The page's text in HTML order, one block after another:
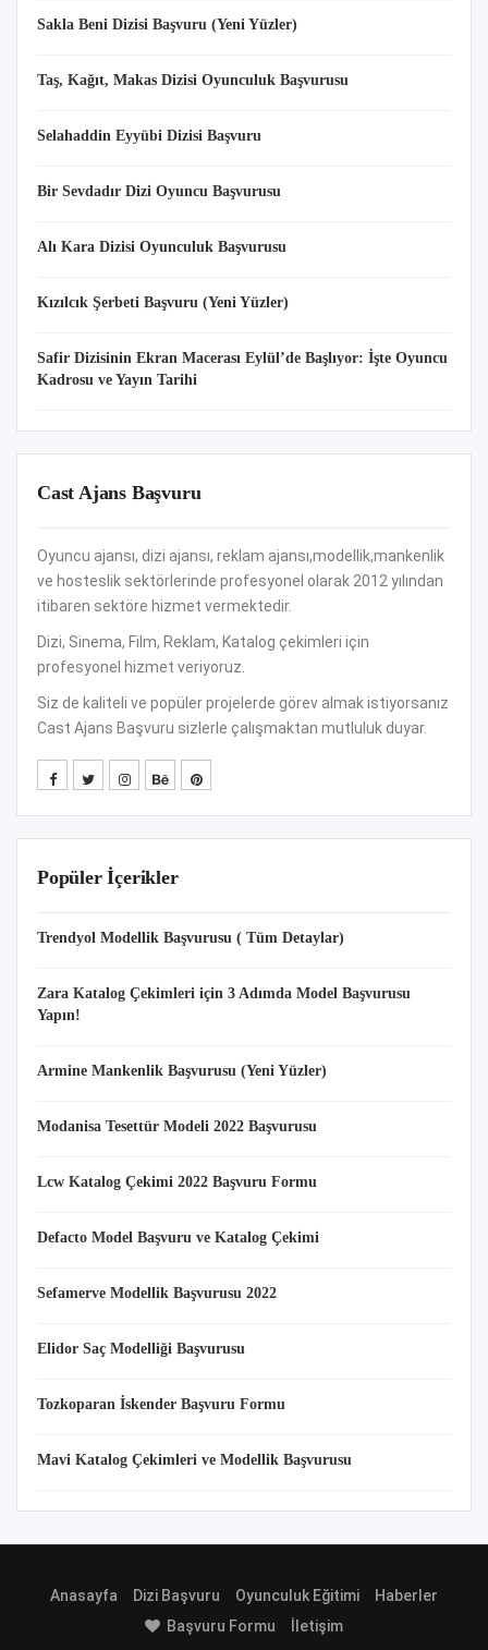
Sakla Beni Dizisi Başvuru (Yeni Yüzler)
Taş, Kağıt, Makas Dizisi Oyunculuk Başvurusu
Selahaddin Eyyübi Dizisi Başvuru
Bir Sevdadır Dizi Oyuncu Başvurusu
Alı Kara Dizisi Oyunculuk Başvurusu
Kızılcık Şerbeti Başvuru (Yeni Yüzler)
Safir Dizisinin Ekran Macerası Eylül’de Başlıyor: İşte Oyuncu
Kadrosu ve Yayın Tarihi
Cast Ajans Başvuru
Oyuncu ajansı, dizi ajansı, reklam ajansı,modellik,mankenlik
ve hosteslik sektörlerinde profesyonel olarak 2012 yılından
itibaren sektöre hizmet vermektedir.
Dizi, Sinema, Film, Reklam, Katalog çekimleri için
profesyonel hizmet veriyoruz.
Siz de kaliteli ve popüler projelerde görev almak istiyorsanız
Cast Ajans Başvuru sizlerle çalışmaktan mutluluk duyar.
Popüler İçerikler
Trendyol Modellik Başvurusu ( Tüm Detaylar)
Zara Katalog Çekimleri için 3 Adımda Model Başvurusu
Yapın!
Armine Mankenlik Başvurusu (Yeni Yüzler)
Modanisa Tesettür Modeli 2022 Başvurusu
Lcw Katalog Çekimi 2022 Başvuru Formu
Defacto Model Başvuru ve Katalog Çekimi
Sefamerve Modellik Başvurusu 2022
Elidor Saç Modelliği Başvurusu
Tozkoparan İskender Başvuru Formu
Mavi Katalog Çekimleri ve Modellik Başvurusu
Anasayfa Dizi Başvuru Oyunculuk Eğitimi
Haberler
Başvuru Formu
İletişim